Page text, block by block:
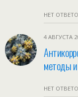
НЕТ
4 АВГУСТА
методы
НЕТ